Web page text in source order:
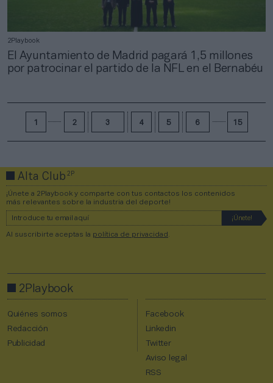
2Playbook
El Ayuntamiento de Madrid pagará 1,5 millones
por patrocinar el partido de la NFL en el Bernabéu
1 2 3 4 5 6 15
Alta Club2P
¡Únete a 2Playbook y comparte con tus contactos los contenidos
más relevantes sobre la industria del deporte!
Al suscribirte aceptas la política de privacidad
2Playbook
Quiénes somos
Redacción
Publicidad
Facebook
Linkedin
Twitter
Aviso legal
RSS